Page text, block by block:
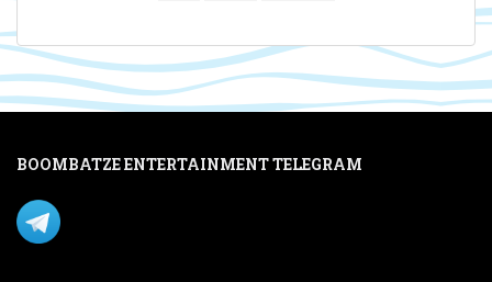
BOOMBATZE ENTERTAINMENT TELEGRAM